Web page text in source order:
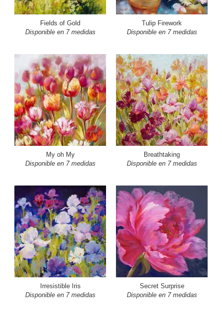
Fields of Gold
Disponible en 7 medidas
Tulip Firework
Disponible en 7 medidas
My oh My
Disponible en 7 medidas
Breathtaking
Disponible en 7 medidas
Irresistible Iris
Disponible en 7 medidas
Secret Surprise
Disponible en 7 medidas